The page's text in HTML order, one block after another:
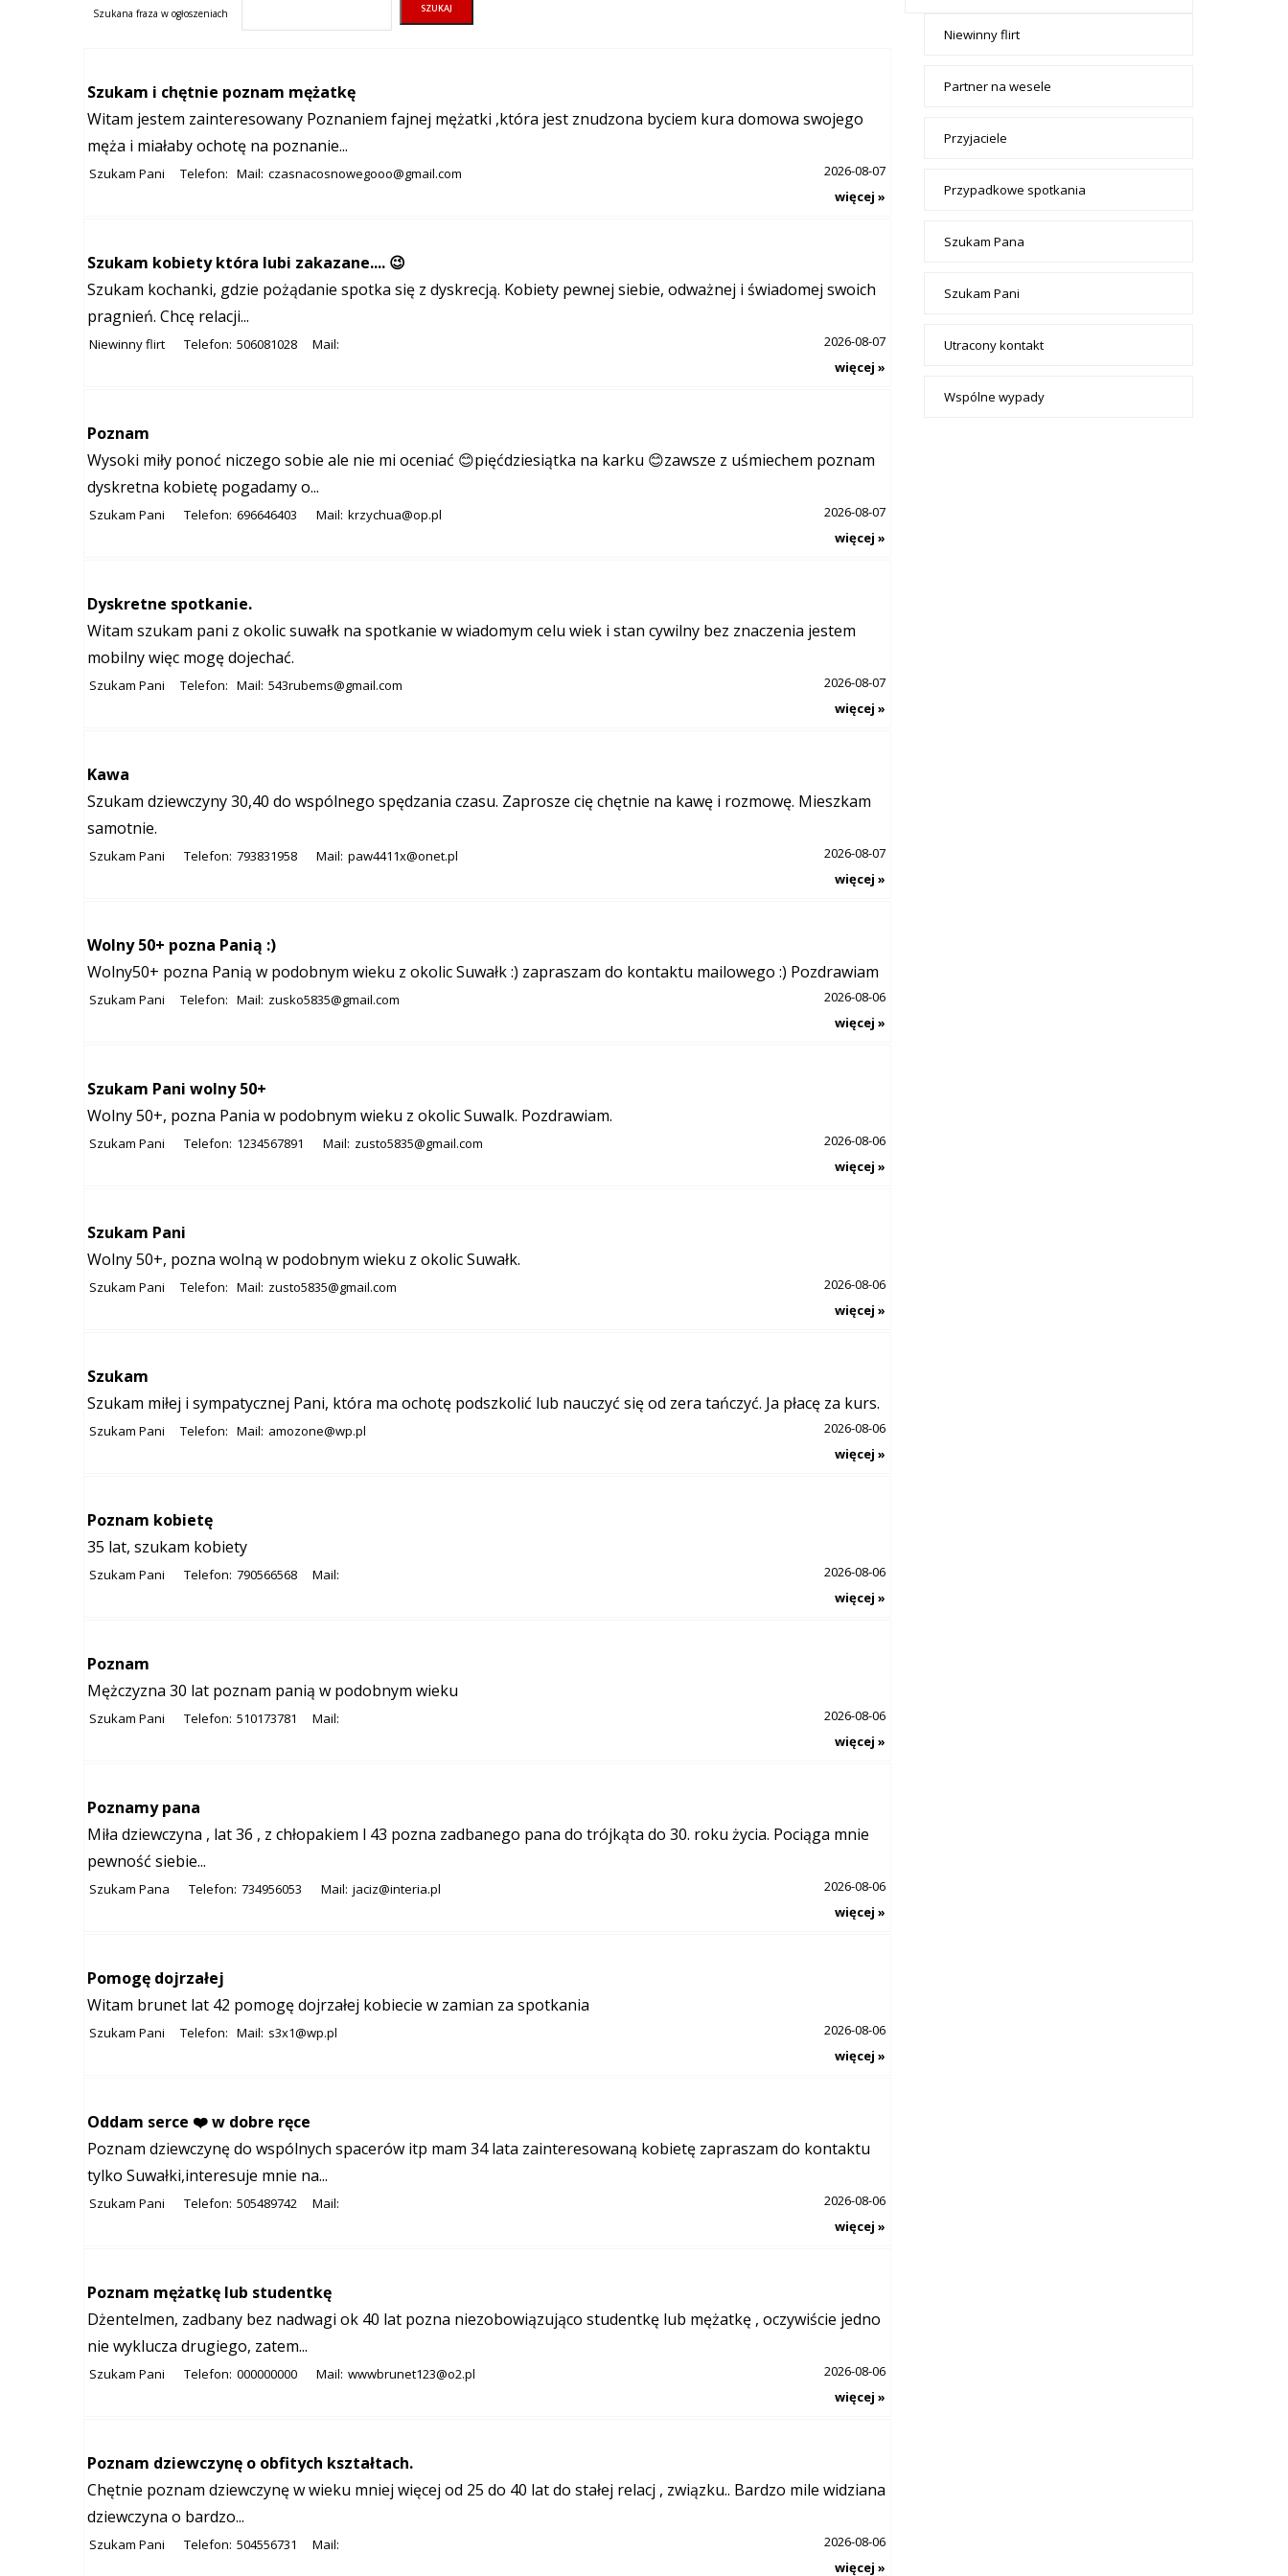
Szukana fraza w ogłoszeniach
Szukam i chętnie poznam mężatkę
Witam jestem zainteresowany Poznaniem fajnej mężatki ,która jest znudzona byciem kura domowa swojego
męża i miałaby ochotę na poznanie...
Szukam Pani Telefon: Mail: czasnacosnowegooo@gmail.com
2026-08-07
więcej »
Szukam kobiety która lubi zakazane.... 😉
Szukam kochanki, gdzie pożądanie spotka się z dyskrecją. Kobiety pewnej siebie, odważnej i świadomej swoich
pragnień. Chcę relacji...
Niewinny flirt Telefon: 506081028 Mail:
2026-08-07
więcej »
Poznam
Wysoki miły ponoć niczego sobie ale nie mi oceniać 😊pięćdziesiątka na karku 😊zawsze z uśmiechem poznam
dyskretna kobietę pogadamy o...
Szukam Pani Telefon: 696646403 Mail: krzychua@op.pl
2026-08-07
więcej »
Dyskretne spotkanie.
Witam szukam pani z okolic suwałk na spotkanie w wiadomym celu wiek i stan cywilny bez znaczenia jestem
mobilny więc mogę dojechać.
Szukam Pani Telefon: Mail: 543rubems@gmail.com
2026-08-07
więcej »
Kawa
Szukam dziewczyny 30,40 do wspólnego spędzania czasu. Zaprosze cię chętnie na kawę i rozmowę. Mieszkam
samotnie.
Szukam Pani Telefon: 793831958 Mail: paw4411x@onet.pl
2026-08-07
więcej »
Wolny 50+ pozna Panią :)
Wolny50+ pozna Panią w podobnym wieku z okolic Suwałk :) zapraszam do kontaktu mailowego :) Pozdrawiam
Szukam Pani Telefon: Mail: zusko5835@gmail.com
2026-08-06
więcej »
Szukam Pani wolny 50+
Wolny 50+, pozna Pania w podobnym wieku z okolic Suwalk. Pozdrawiam.
Szukam Pani Telefon: 1234567891 Mail: zusto5835@gmail.com
2026-08-06
więcej »
Szukam Pani
Wolny 50+, pozna wolną w podobnym wieku z okolic Suwałk.
Szukam Pani Telefon: Mail: zusto5835@gmail.com
2026-08-06
więcej »
Szukam
Szukam miłej i sympatycznej Pani, która ma ochotę podszkolić lub nauczyć się od zera tańczyć. Ja płacę za kurs.
Szukam Pani Telefon: Mail: amozone@wp.pl
2026-08-06
więcej »
Poznam kobietę
35 lat, szukam kobiety
Szukam Pani Telefon: 790566568 Mail:
2026-08-06
więcej »
Poznam
Mężczyzna 30 lat poznam panią w podobnym wieku
Szukam Pani Telefon: 510173781 Mail:
2026-08-06
więcej »
Poznamy pana
Miła dziewczyna , lat 36 , z chłopakiem l 43 pozna zadbanego pana do trójkąta do 30. roku życia. Pociąga mnie
pewność siebie...
Szukam Pana Telefon: 734956053 Mail: jaciz@interia.pl
2026-08-06
więcej »
Pomogę dojrzałej
Witam brunet lat 42 pomogę dojrzałej kobiecie w zamian za spotkania
Szukam Pani Telefon: Mail: s3x1@wp.pl
2026-08-06
więcej »
Oddam serce ❤️ w dobre ręce
Poznam dziewczynę do wspólnych spacerów itp mam 34 lata zainteresowaną kobietę zapraszam do kontaktu
tylko Suwałki,interesuje mnie na...
Szukam Pani Telefon: 505489742 Mail:
2026-08-06
więcej »
Poznam mężatkę lub studentkę
Dżentelmen, zadbany bez nadwagi ok 40 lat pozna niezobowiązująco studentkę lub mężatkę , oczywiście jedno
nie wyklucza drugiego, zatem...
Szukam Pani Telefon: 000000000 Mail: wwwbrunet123@o2.pl
2026-08-06
więcej »
Poznam dziewczynę o obfitych kształtach.
Chętnie poznam dziewczynę w wieku mniej więcej od 25 do 40 lat do stałej relacj , związku.. Bardzo mile widziana
dziewczyna o bardzo...
Szukam Pani Telefon: 504556731 Mail:
2026-08-06
więcej »
Towarzyskie
Niewinny flirt
Partner na wesele
Przyjaciele
Przypadkowe spotkania
Szukam Pana
Szukam Pani
Utracony kontakt
Wspólne wypady